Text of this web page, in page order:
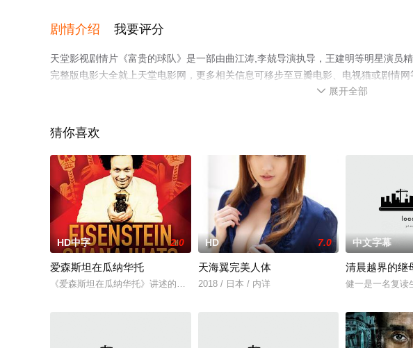
剧情介绍 我要评分
天堂影视剧情片《富贵的球队》是一部由曲江涛,李兢导演执导，王建明等明星演员
完整版电影大全就上天堂电影网，更多相关信息可移步至豆瓣电影、电视猫或剧情网
 展开全部
猜你喜欢
HD中字 2.0
爱森斯坦在瓜纳华托
《爱森斯坦在瓜纳华托》讲述的是世界蒙太奇之父谢尔盖·爱森斯坦在墨西哥度过的一段
HD 7.0
天海翼完美人体
2018 / 日本 / 内详
中文字幕
清晨越界的继
健一是一名复读